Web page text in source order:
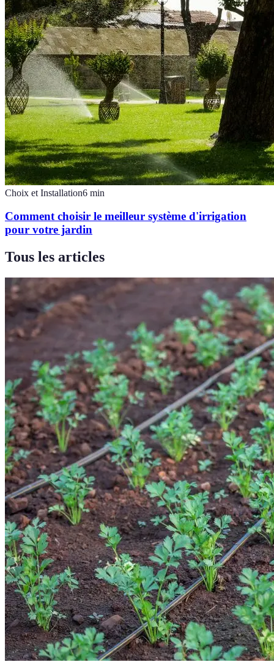
Choix et Installation6 min
Comment choisir le meilleur système d'irrigation
pour votre jardin
Tous les articles